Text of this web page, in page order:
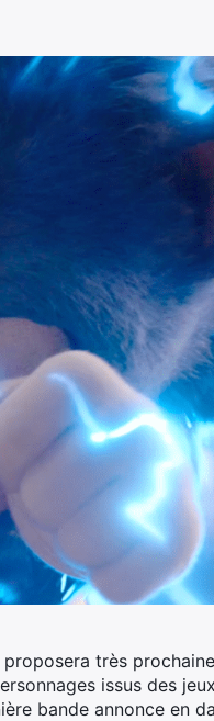
très
issus des
bande annonce en